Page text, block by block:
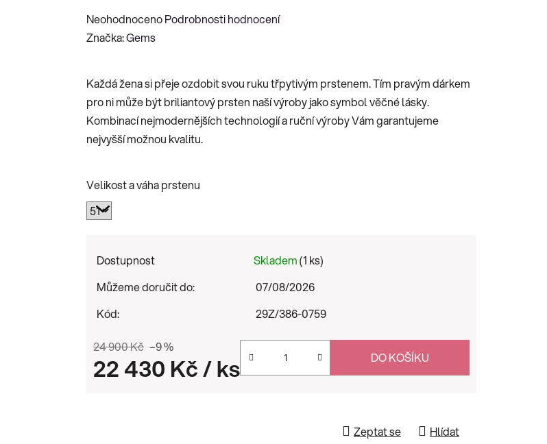
Průměrné
hodnocení
0,0
z
5
hvězdiček.
NeohodnocenoPodrobnosti hodnocení
Značka:Gems
Každá žena si přeje ozdobit svou ruku třpytivým prstenem. Tím pravým dárkem
pro ni může být briliantový prsten naší výroby jako symbol věčné lásky.
Kombinací nejmodernějších technologií a ruční výroby Vám garantujeme
nejvyšší možnou kvalitu.
Velikost a váha prstenu
Dostupnost Skladem(1 ks)
Můžeme doručit do:
07/08/2026
Kód:
29Z/386-0759
24 900 Kč –9 %
22 430 Kč/ ks DO KOŠÍKU
Zeptat se Hlídat